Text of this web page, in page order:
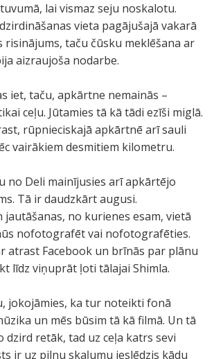
lai vismaz seju noskalotu.
vieta pagājušajā vakarā
risinājums, taču čūsku meklēšana ar
aizraujoša nodarbe.
iet, taču, apkārtne nemainās –
ceļu. Jūtamies tā kā tādi ezīši miglā.
rūpnieciskajā apkārtnē arī sauli
vairākiem desmitiem kilometru.
no Deli mainījusies arī apkārtējo
Tā ir daudzkārt augusi.
jautāšanas, no kurienes esam, vietā
nofotografēt vai nofotografēties.
atrast Facebook un brīnās par plānu
līdz viņuprāt ļoti tālajai Shimla.
jokojāmies, ka tur noteikti fonā
un mēs būsim tā kā filmā. Un tā
dzird retāk, tad uz ceļa katrs sevi
ir uz pilnu skaļumu ieslēdzis kādu